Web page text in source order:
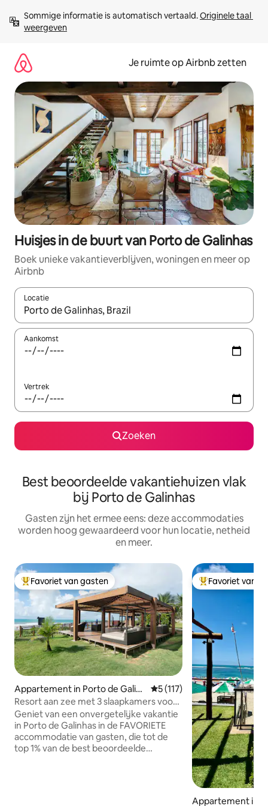
direct
naar
Sommige informatie is automatisch vertaald. Originele taal
weergeven
Je ruimte op Airbnb zetten
Huisjes in de buurt van Porto de Galinhas
Boek unieke vakantieverblijven, woningen en meer op
Airbnb
Locatie
Wanneer er suggesties beschikbaar zijn, maak je een keuze
Aankomst
Vertrek
Zoeken
Best beoordeelde vakantiehuizen vlak
bij Porto de Galinhas
Gasten zijn het ermee eens: deze accommodaties
worden hoog gewaardeerd voor hun locatie, netheid
en meer.
Topfavoriet van gasten
Favoriet van gasten
Appartement in Porto de Galin
has
Gemiddelde beoordeling
5 (117)
Resort aan zee met 3 slaapkamers voor
gezinnen in de top 1 %
Geniet van een onvergetelijke vakantie
in Porto de Galinhas in de FAVORIETE
accommodatie van gasten, die tot de
top 1% van de best beoordeelde
Topfavoriet van
Favoriet van
Appartement in